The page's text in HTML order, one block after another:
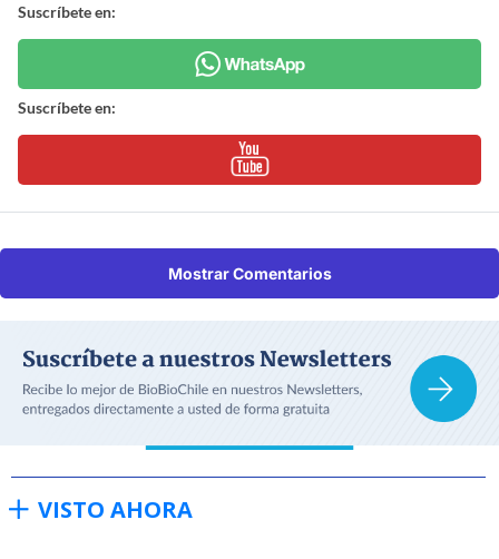
Suscríbete en:
Suscríbete en:
Mostrar Comentarios
VISTO AHORA